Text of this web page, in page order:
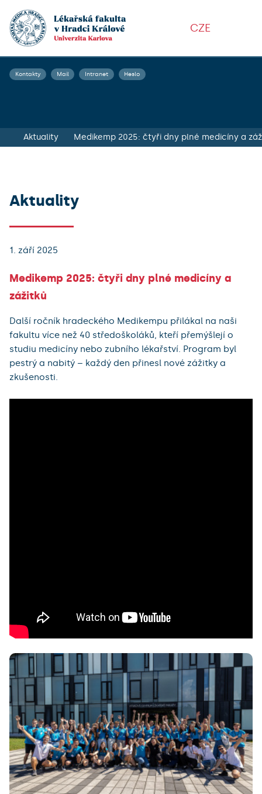
CZE
Kontakty Mail Intranet Heslo
Aktuality Medikemp 2025: čtyři dny plné medicíny a
Aktuality
1. září 2025
Medikemp 2025: čtyři dny plné medicíny a
zážitků
Další ročník hradeckého Medikempu přilákal na naši
fakultu více než 40 středoškoláků, kteří přemýšlejí o
studiu medicíny nebo zubního lékařství. Program byl
pestrý a nabitý – každý den přinesl nové zážitky a
zkušenosti.